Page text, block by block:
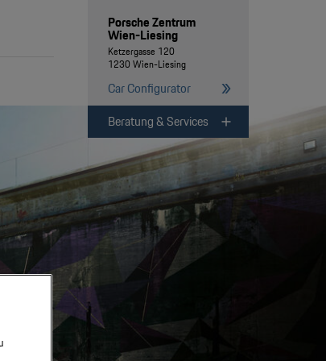
Porsche Zentrum
Wien-Liesing
Ketzergasse 120
1230 Wien-Liesing
Car Configurator
Beratung & Services